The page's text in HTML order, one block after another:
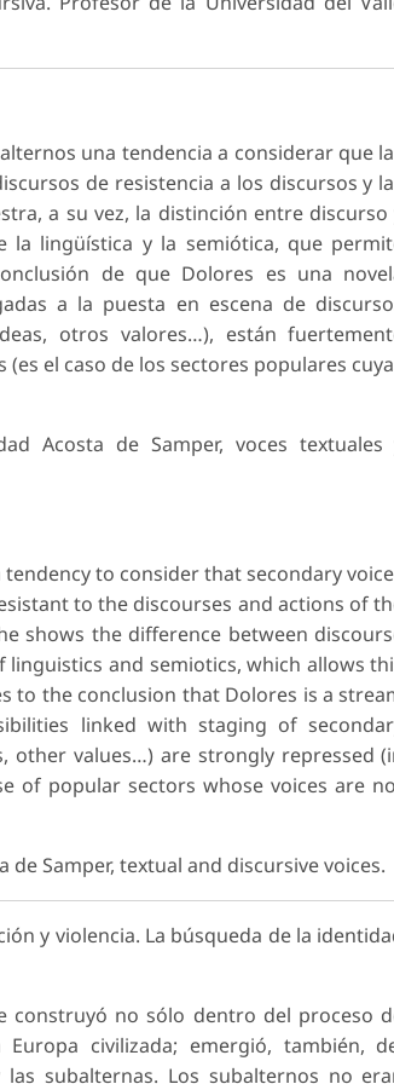
una tendencia a considerar que
de resistencia a los discursos y
a su vez, la distinción entre discurso
la lingüística y la semiótica, que
de que Dolores es una
a la puesta en escena de
otros valores…), están
el caso de los sectores populares
Acosta de Samper, voces textuales
to consider that secondary
to the discourses and actions of
shows the difference between
and semiotics, which allows
to the conclusion that Dolores is a
linked with staging of
other values…) are strongly repressed
of popular sectors whose voices are
Samper, textual and discursive voices.
y violencia. La búsqueda de la
construyó no sólo dentro del proceso
civilizada; emergió, también,
subalternas. Los subalternos no